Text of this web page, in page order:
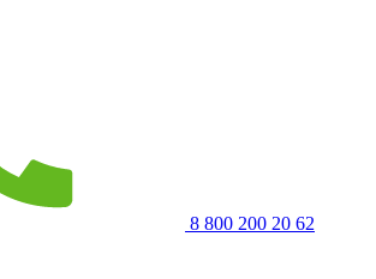
8 800 200 20 62